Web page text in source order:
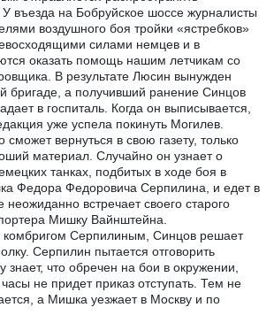
У въезда на Бобруйское шоссе журналисты
воздушного боя тройки «ястребков»
силами немцев и в
оказать помощь нашим летчикам со
В результате Люсин вынужден
бригаде, а получивший ранение Синцов
в госпиталь. Когда он выписывается,
уже успела покинуть Могилев.
сможет вернуться в свою газету, только
материал. Случайно он узнает о
танках, подбитых в ходе боя в
Федора Федоровича Серпилина, и едет в
встречает своего старого
Мишку Вайнштейна.
комбригом Серпилиным, Синцов решает
Серпилин пытается отговорить
знает, что обречен на бои в окружении,
не придет приказ отступать. Тем не
а Мишка уезжает в Москву и по